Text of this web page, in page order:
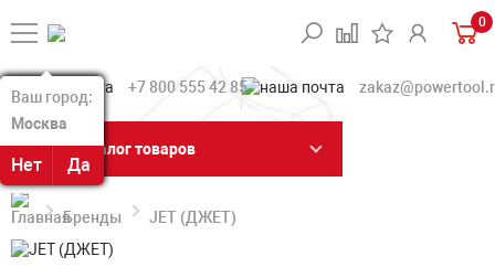
Ваш город:
Москва
Нет Да
Ваш город:
Москва
Нет Да
0
+7 800 555 42 85
Каталог товаров
Бренды JET (ДЖЕТ)